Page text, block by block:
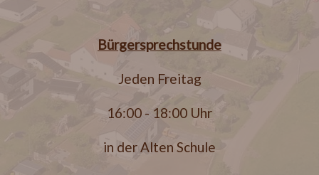
Bürgersprechstunde
Jeden Freitag
16:00 - 18:00 Uhr
in der Alten Schule